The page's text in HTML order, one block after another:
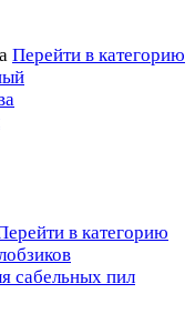
Перейти в категорию
в категорию
сабельных пил